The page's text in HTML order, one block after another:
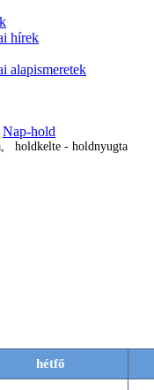
hírek
alapismeretek
Nap-hold
holdkelte - holdnyugta
hétfő